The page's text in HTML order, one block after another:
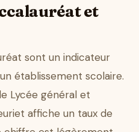
et
sont un indicateur
établissement scolaire.
Lycée général et
affiche un taux de